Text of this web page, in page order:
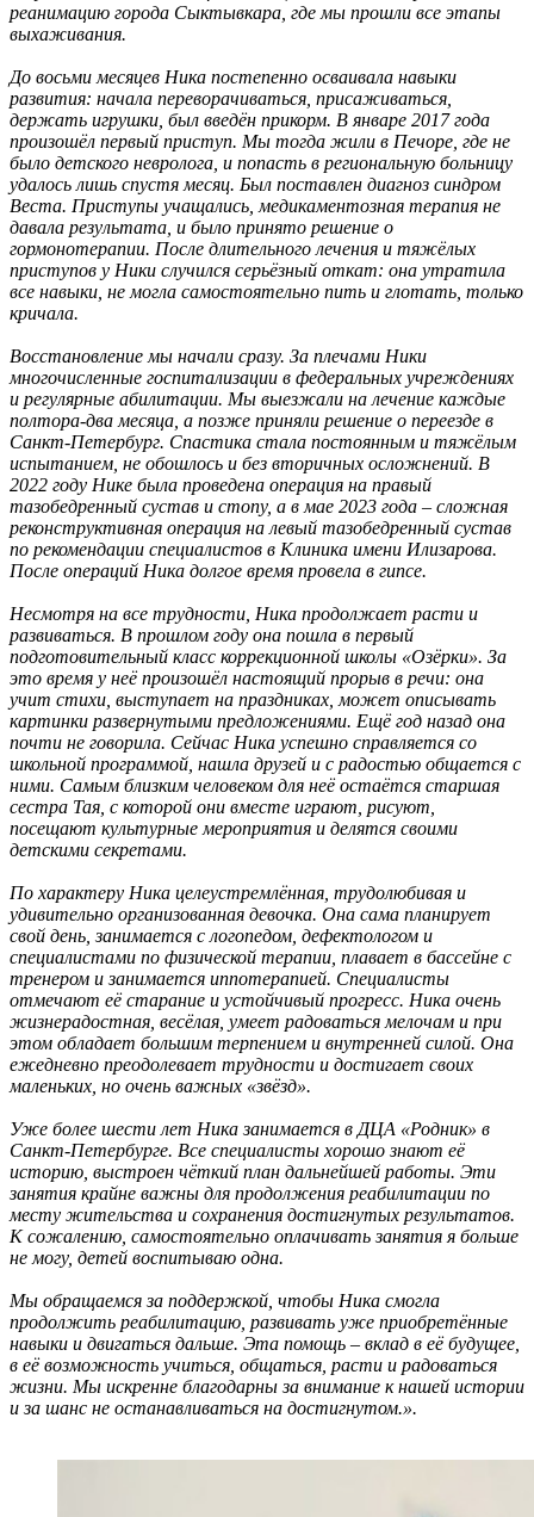
реанимацию города Сыктывкара, где мы прошли все этапы
выхаживания.
До восьми месяцев Ника постепенно осваивала навыки
развития: начала переворачиваться, присаживаться,
держать игрушки, был введён прикорм. В январе 2017 года
произошёл первый приступ. Мы тогда жили в Печоре, где не
было детского невролога, и попасть в региональную больницу
удалось лишь спустя месяц. Был поставлен диагноз синдром
Веста. Приступы учащались, медикаментозная терапия не
давала результата, и было принято решение о
гормонотерапии. После длительного лечения и тяжёлых
приступов у Ники случился серьёзный откат: она утратила
все навыки, не могла самостоятельно пить и глотать, только
кричала.
Восстановление мы начали сразу. За плечами Ники
многочисленные госпитализации в федеральных учреждениях
и регулярные абилитации. Мы выезжали на лечение каждые
полтора-два месяца, а позже приняли решение о переезде в
Санкт-Петербург. Спастика стала постоянным и тяжёлым
испытанием, не обошлось и без вторичных осложнений. В
2022 году Нике была проведена операция на правый
тазобедренный сустав и стопу, а в мае 2023 года – сложная
реконструктивная операция на левый тазобедренный сустав
по рекомендации специалистов в Клиника имени Илизарова.
После операций Ника долгое время провела в гипсе.
Несмотря на все трудности, Ника продолжает расти и
развиваться. В прошлом году она пошла в первый
подготовительный класс коррекционной школы «Озёрки». За
это время у неё произошёл настоящий прорыв в речи: она
учит стихи, выступает на праздниках, может описывать
картинки развернутыми предложениями. Ещё год назад она
почти не говорила. Сейчас Ника успешно справляется со
школьной программой, нашла друзей и с радостью общается с
ними. Самым близким человеком для неё остаётся старшая
сестра Тая, с которой они вместе играют, рисуют,
посещают культурные мероприятия и делятся своими
детскими секретами.
По характеру Ника целеустремлённая, трудолюбивая и
удивительно организованная девочка. Она сама планирует
свой день, занимается с логопедом, дефектологом и
специалистами по физической терапии, плавает в бассейне с
тренером и занимается иппотерапией. Специалисты
отмечают её старание и устойчивый прогресс. Ника очень
жизнерадостная, весёлая, умеет радоваться мелочам и при
этом обладает большим терпением и внутренней силой. Она
ежедневно преодолевает трудности и достигает своих
маленьких, но очень важных «звёзд».
Уже более шести лет Ника занимается в ДЦА «Родник» в
Санкт-Петербурге. Все специалисты хорошо знают её
историю, выстроен чёткий план дальнейшей работы. Эти
занятия крайне важны для продолжения реабилитации по
месту жительства и сохранения достигнутых результатов.
К сожалению, самостоятельно оплачивать занятия я больше
не могу, детей воспитываю одна.
Мы обращаемся за поддержкой, чтобы Ника смогла
продолжить реабилитацию, развивать уже приобретённые
навыки и двигаться дальше. Эта помощь – вклад в её будущее,
в её возможность учиться, общаться, расти и радоваться
жизни. Мы искренне благодарны за внимание к нашей истории
и за шанс не останавливаться на достигнутом.».